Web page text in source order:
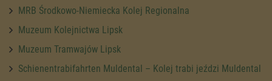
MRB Środkowo-Niemiecka Kolej Regionalna
Muzeum Kolejnictwa Lipsk
Muzeum Tramwajów Lipsk
Schienentrabifahrten Muldental – Kolej trabi jeździ Muldental